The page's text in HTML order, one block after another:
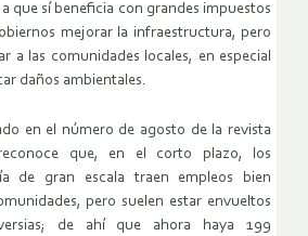
que sí beneficia con grandes impuestos
mejorar la infraestructura, pero
a las comunidades locales, en especial
daños ambientales.
en el número de agosto de la revista
que, en el corto plazo, los
de gran escala traen empleos bien
pero suelen estar envueltos
de ahí que ahora haya 199